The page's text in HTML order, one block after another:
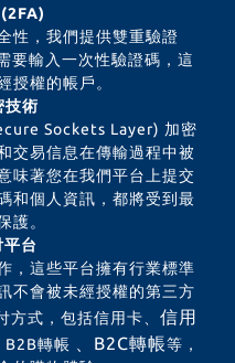
性，我們提供雙重驗證
要輸入一次性驗證碼，這
授權的帳戶。
技術
Sockets Layer) 加密
交易信息在傳輸過程中被
味著您在我們平台上提交
和個人資訊，都將受到最
護。
台
，這些平台擁有行業標準
不會被未經授權的第三方
式，包括信用卡、 信用
B2B轉帳 、B2C轉帳等，